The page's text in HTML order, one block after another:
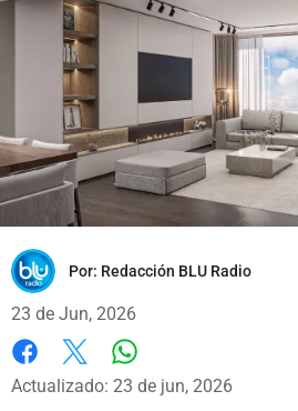
Por: Redacción BLU Radio
23 de Jun, 2026
Facebook
X
Actualizado: 23 de jun, 2026